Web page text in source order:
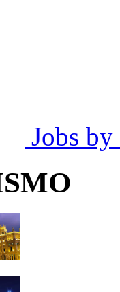
Jobs by